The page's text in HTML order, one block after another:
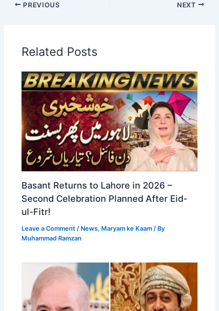
PREVIOUS NEXT
Related Posts
Basant Returns to Lahore in 2026 –
Second Celebration Planned After Eid-
ul-Fitr!
Leave a Comment / News, Maryam ke Kaam / By
Muhammad Ramzan